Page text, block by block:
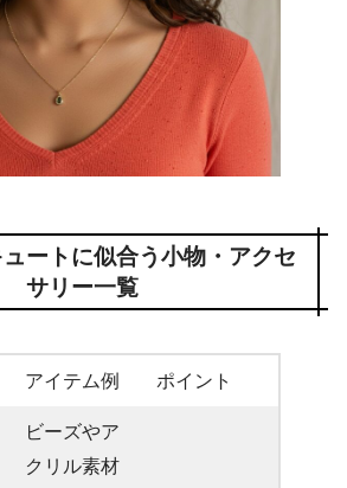
ートに似合う小物・アクセ
サリー一覧
アイテム例 ポイント
ビーズやア
クリル素材